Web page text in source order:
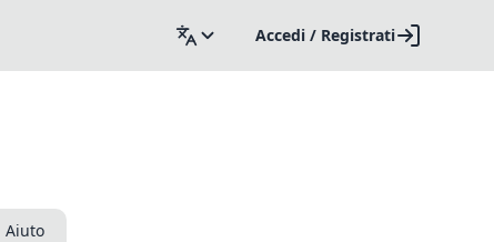
Accedi / Registrati
Aiuto